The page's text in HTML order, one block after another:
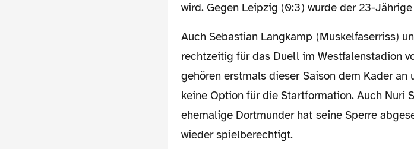
wird. Gegen Leipzig (0:3) wurde der 23-
Auch Sebastian Langkamp (Muskelfaserriss) und Milos Veljkovic (Zehenbruch) kehren
rechtzeitig für das Duell im Westfalenstadion
gehören erstmals dieser Saison dem Kader
keine Option für die Startformation. Auch Nuri
ehemalige Dortmunder hat seine Sperre
wieder spielberechtigt.